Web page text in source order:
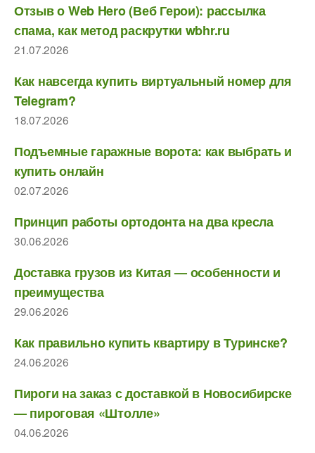
Отзыв о Web Hero (Веб Герои): рассылка
спама, как метод раскрутки wbhr.ru
21.07.2026
Как навсегда купить виртуальный номер для
Telegram?
18.07.2026
Подъемные гаражные ворота: как выбрать и
купить онлайн
02.07.2026
Принцип работы ортодонта на два кресла
30.06.2026
Доставка грузов из Китая — особенности и
преимущества
29.06.2026
Как правильно купить квартиру в Туринске?
24.06.2026
Пироги на заказ с доставкой в Новосибирске
— пироговая «Штолле»
04.06.2026